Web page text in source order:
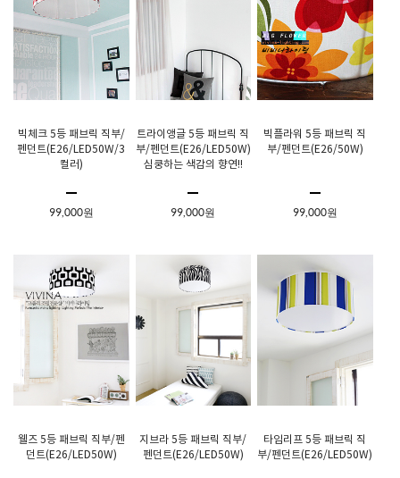
빅체크 5등 패브릭 직부/
펜던트(E26/LED50W/3
컬러)
99,000원
트라이앵글 5등 패브릭 직
부/펜던트(E26/LED50W)
심쿵하는 색감의 향연!!
99,000원
빅플라워 5등 패브릭 직
부/펜던트(E26/50W)
99,000원
웰즈 5등 패브릭 직부/펜
던트(E26/LED50W)
지브라 5등 패브릭 직부/
펜던트(E26/LED50W)
타임리프 5등 패브릭 직
부/펜던트(E26/LED50W)